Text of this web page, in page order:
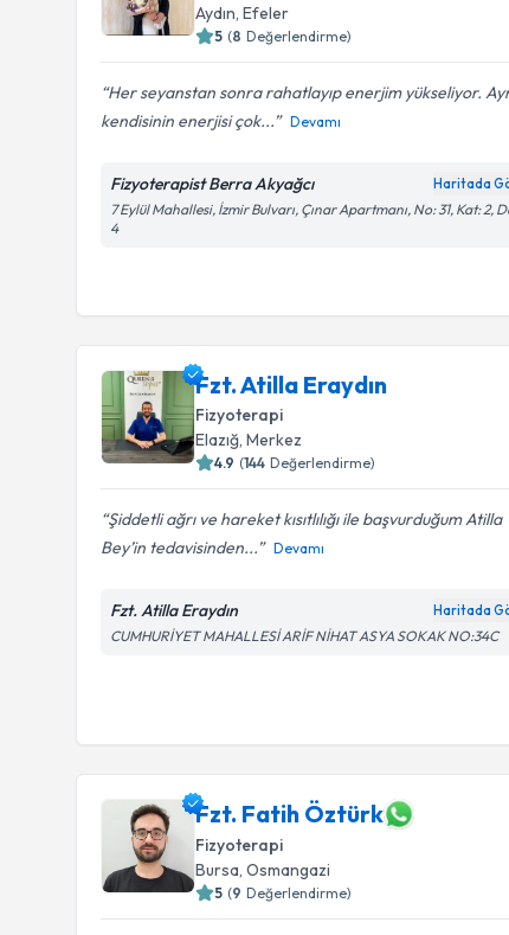
Aydın , Efeler
5 (8 Değerlendirme)
Her seyanstan sonra rahatlayıp enerjim yükseliyor.
kendisinin enerjisi çok...
Devamı
Fizyoterapist Berra Akyağcı Haritada
7 Eylül Mahallesi, İzmir Bulvarı, Çınar Apartmanı, No: 31, Kat: 2,
4
Fzt. Atilla Eraydın
Fizyoterapi
Elazığ, Merkez
4.9 (144 Değerlendirme)
Şiddetli ağrı ve hareket kısıtlılığı ile başvurduğum Atilla
Bey’in tedavisinden...
Devamı
Fzt. Atilla Eraydın Haritada
CUMHURİYET MAHALLESİ ARİF NİHAT ASYA SOKAK NO:34C
Fzt. Fatih Öztürk
Fizyoterapi
Bursa , Osmangazi
5 (9 Değerlendirme)